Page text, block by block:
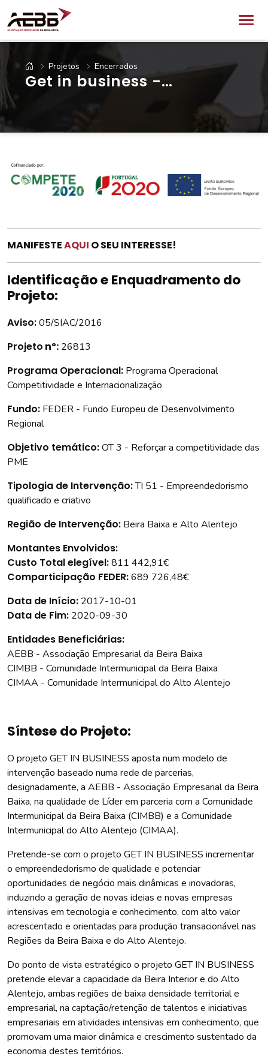
Projetos Encerrados
Get in business -
Empreendedorismo em
Territórios de Baixa
Densidade
MANIFESTEAQUI O SEU INTERESSE!
Identificação e Enquadramento do
Projeto:
Aviso:05/SIAC/2016
Projeto nº: 26813
Programa Operacional: Programa Operacional
Competitividade e Internacionalização
Fundo: FEDER - Fundo Europeu de Desenvolvimento
Regional
Objetivo temático:OT 3 - Reforçar a competitividade das
PME
Tipologia de Intervenção:TI 51 - Empreendedorismo
qualificado e criativo
Região de Intervenção: Beira Baixa e Alto Alentejo
Montantes Envolvidos:
Custo Total elegível:811 442,91€
Comparticipação FEDER:689 726,48€
Data de Início: 2017-10-01
Data de Fim: 2020-09-30
Entidades Beneficiárias:
AEBB - Associação Empresarial da Beira Baixa
CIMBB - Comunidade Intermunicipal da Beira Baixa
CIMAA - Comunidade Intermunicipal do Alto Alentejo
Síntese do Projeto:
O projeto GET IN BUSINESS aposta num modelo de
intervenção baseado numa rede de parcerias,
designadamente, a AEBB - Associação Empresarial da Beira
Baixa, na qualidade de Líder em parceria com a Comunidade
Intermunicipal da Beira Baixa (CIMBB) e a Comunidade
Intermunicipal do Alto Alentejo (CIMAA).
Pretende-se com o projeto GET IN BUSINESS incrementar
o empreendedorismo de qualidade e potenciar
oportunidades de negócio mais dinâmicas e inovadoras,
induzindo a geração de novas ideias e novas empresas
intensivas em tecnologia e conhecimento, com alto valor
acrescentado e orientadas para produção transacionável nas
Regiões da Beira Baixa e do Alto Alentejo.
Do ponto de vista estratégico o projeto GET IN BUSINESS
pretende elevar a capacidade da Beira Interior e do Alto
Alentejo, ambas regiões de baixa densidade territorial e
empresarial, na captação/retenção de talentos e iniciativas
empresariais em atividades intensivas em conhecimento, que
promovam uma maior dinâmica e crescimento sustentado da
economia destes territórios.